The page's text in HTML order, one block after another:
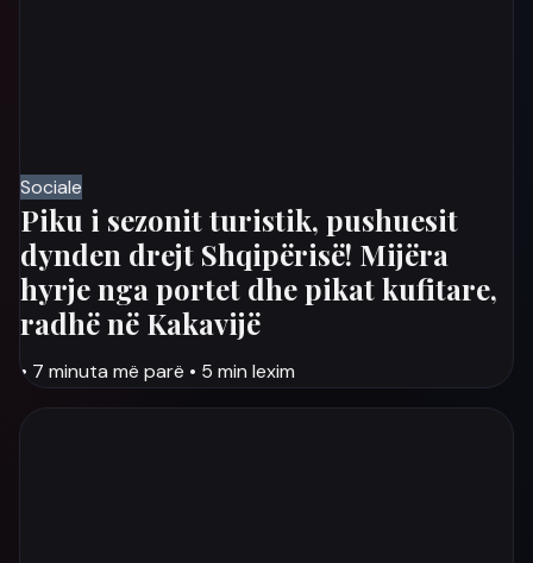
Sociale
Piku i sezonit turistik, pushuesit
dynden drejt Shqipërisë! Mijëra
hyrje nga portet dhe pikat kufitare,
radhë në Kakavijë
• 7 minuta më parë • 5 min lexim